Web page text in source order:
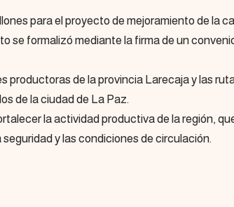
para el proyecto de mejoramiento de la
formalizó mediante la firma de un
de la provincia Larecaja y las
de la ciudad de La Paz.
la actividad productiva de la región,
y las condiciones de circulación.